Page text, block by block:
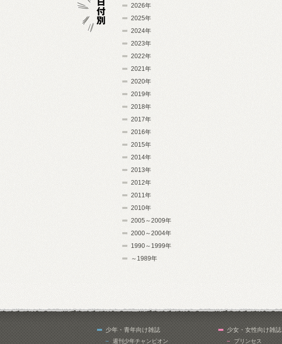
2026年
2025年
2024年
2023年
2022年
2021年
2020年
2019年
2018年
2017年
2016年
2015年
2014年
2013年
2012年
2011年
2010年
2005～2009年
2000～2004年
1990～1999年
～1989年
少年・青年向け雑誌
週刊少年チャンピオン
少女・女性向け雑誌
プリンセス